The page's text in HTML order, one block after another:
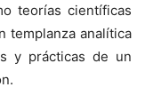
teorías científicas
templanza analítica
y prácticas de un